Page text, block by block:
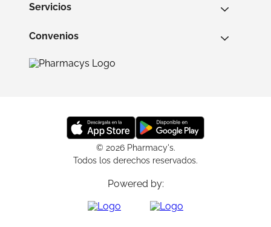
Servicios
Convenios
© 2026 Pharmacy's.
Todos los derechos reservados.
Powered by: